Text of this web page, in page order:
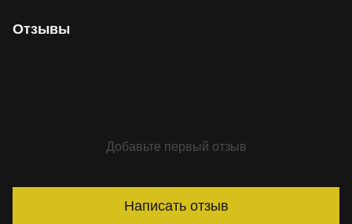
Отзывы
Добавьте первый отзыв
Написать отзыв